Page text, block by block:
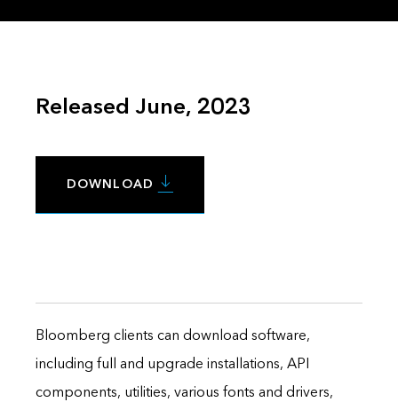
Released June, 2023
DOWNLOAD
Bloomberg clients can download software,
including full and upgrade installations, API
components, utilities, various fonts and drivers,